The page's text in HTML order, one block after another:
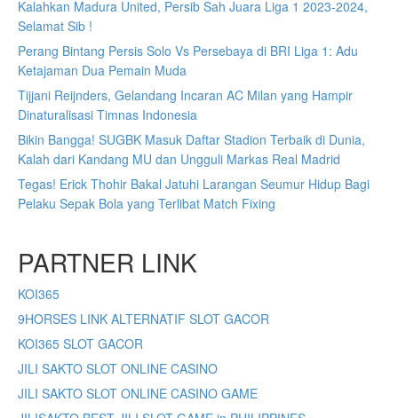
Kalahkan Madura United, Persib Sah Juara Liga 1 2023-2024,
Selamat Sib !
Perang Bintang Persis Solo Vs Persebaya di BRI Liga 1: Adu
Ketajaman Dua Pemain Muda
Tijjani Reijnders, Gelandang Incaran AC Milan yang Hampir
Dinaturalisasi Timnas Indonesia
Bikin Bangga! SUGBK Masuk Daftar Stadion Terbaik di Dunia,
Kalah dari Kandang MU dan Ungguli Markas Real Madrid
Tegas! Erick Thohir Bakal Jatuhi Larangan Seumur Hidup Bagi
Pelaku Sepak Bola yang Terlibat Match Fixing
PARTNER LINK
KOI365
9HORSES LINK ALTERNATIF SLOT GACOR
KOI365 SLOT GACOR
JILI SAKTO SLOT ONLINE CASINO
JILI SAKTO SLOT ONLINE CASINO GAME